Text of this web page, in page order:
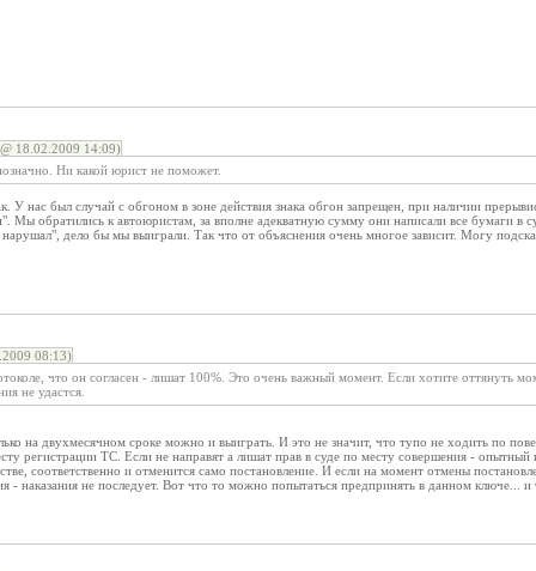
18.02.2009 14:09)
Ни какой юрист не поможет.
У нас был случай с обгоном в зоне действия знака обгон запрещен, при наличии
Мы обратились к автоюристам, за вполне адекватную сумму они написали все бумаги в
нарушал", дело бы мы выиграли. Так что от объяснения очень многое зависит. Могу
08:13)
что он согласен - лишат 100%. Это очень важный момент. Если хотите оттянуть
не удастся.
на двухмесячном сроке можно и выиграть. И это не значит, что тупо не ходить по
регистрации ТС. Если не направят а лишат прав в суде по месту совершения -
соответственно и отменится само постановление. И если на момент отмены
- наказания не последует. Вот что то можно попытаться предпринять в данном ключе... и